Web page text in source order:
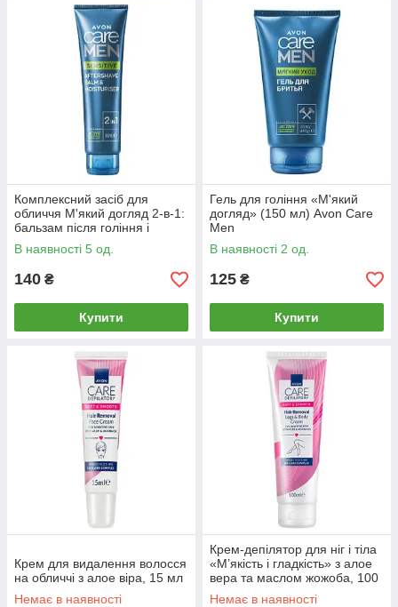
Комплексний засіб для
обличчя М'який догляд 2-в-1:
бальзам після гоління і
зволожуючий крем (100 мл)
Care Men
В наявності 5 од.
140 ₴
Купити
Гель для гоління «М'який
догляд» (150 мл) Avon Care
Men
В наявності 2 од.
125 ₴
Купити
Крем для видалення волосся
на обличчі з алое віра, 15 мл
Немає в наявності
Крем-депілятор для ніг і тіла
«М’якість і гладкість» з алое
вера та маслом жожоба, 100
мл
Немає в наявності